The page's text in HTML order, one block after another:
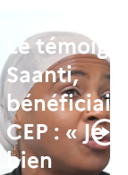
Le
Saanti,
CEP : « Je
bien